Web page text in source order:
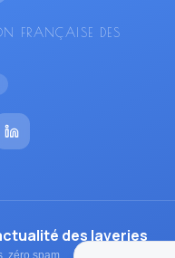
FRANÇAISE DES
des laveries
zéro spam.